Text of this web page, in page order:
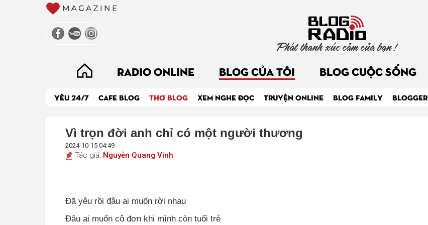
Phát thanh xúc cảm của bạn !
RADIO ONLINE BLOG CỦA TÔI BLOG CUỘC SỐNG
YÊU 24/7 CAFE BLOG THƠ BLOG XEM NGHE ĐỌC TRUYỆN ONLINE BLOG FAMILY BLOGGER
Vì trọn đời anh chỉ có một người thương
2024-10-15 04:49
Tác giả: Nguyễn Quang Vinh
Đã yêu rồi đâu ai muốn rời nhau
Đâu ai muốn cô đơn khi mình còn tuổi trẻ